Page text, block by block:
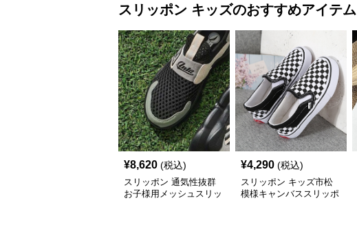
スリッポン キッズのおすすめアイテム
¥8,620 (税込)
スリッポン 通気性抜群
お子様用メッシュスリッ
¥4,290 (税込)
スリッポン キッズ市松
模様キャンバススリッポ